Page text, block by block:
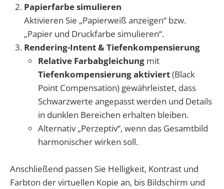
Papierfarbe simulieren
Aktivieren Sie „Papierweiß anzeigen“ bzw.
„Papier und Druckfarbe simulieren“.
Rendering-Intent & Tiefenkompensierung
Relative Farbabgleichung mit
Tiefenkompensierung aktiviert(Black
Point Compensation) gewährleistet, dass
Schwarzwerte angepasst werden und Details
in dunklen Bereichen erhalten bleiben.
Alternativ „Perzeptiv“, wenn das Gesamtbild
harmonischer wirken soll.
Anschließend passen Sie Helligkeit, Kontrast und
Farbton der virtuellen Kopie an, bis Bildschirm und